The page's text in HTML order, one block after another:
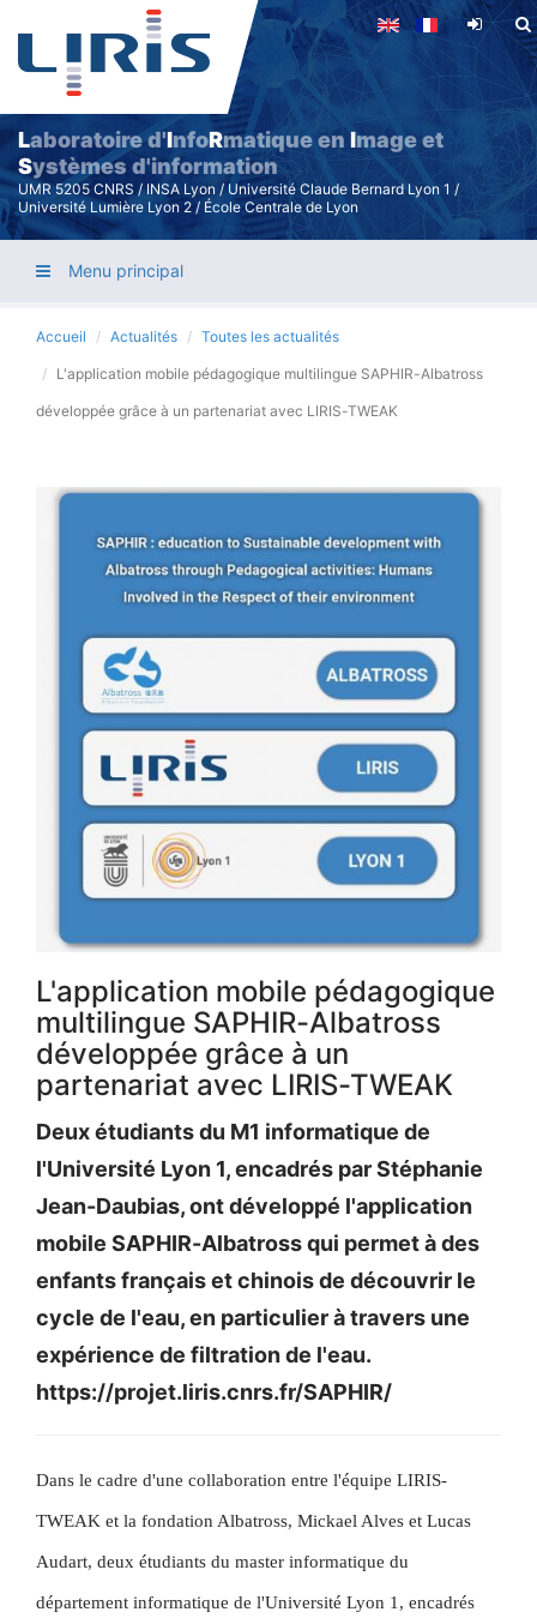
Aller
contenu
principal
Laboratoire d'InfoRmatique enImage et
Systèmes d'information
UMR 5205 CNRS / INSA Lyon / Université Claude Bernard Lyon 1 /
Université Lumière Lyon 2 / École Centrale de Lyon
Menu principal
Accueil Actualités Toutes les actualités
L'application mobile pédagogique multilingue SAPHIR-Albatross
développée grâce à un partenariat avec LIRIS-TWEAK
L'application mobile pédagogique
multilingue SAPHIR-Albatross
développée grâce à un
partenariat avec LIRIS-TWEAK
Deux étudiants du M1 informatique de
l'Université Lyon 1, encadrés par Stéphanie
Jean-Daubias, ont développé l'application
mobile SAPHIR-Albatross qui permet à des
enfants français et chinois de découvrir le
cycle de l'eau, en particulier à travers une
expérience de filtration de l'eau.
https://projet.liris.cnrs.fr/SAPHIR/
Dans le cadre d'une collaboration entre l'équipe LIRIS-
TWEAK et la fondation Albatross, Mickael Alves et Lucas
Audart, deux étudiants du master informatique du
département informatique de l'Université Lyon 1, encadrés